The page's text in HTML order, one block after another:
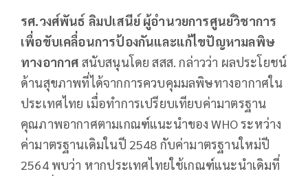
รศ.วงศ์พันธ์ ลิมปเสนีย์ ผู้อำนวยการศูนย์วิชาการ
เพื่อขับเคลื่อนการป้องกันและแก้ไขปัญหามลพิษ
ทางอากาศ สนับสนุนโดย สสส. กล่าวว่า ผลประโยชน์
ด้านสุขภาพที่ได้จากการควบคุมมลพิษทางอากาศใน
ประเทศไทย เมื่อทำการเปรียบเทียบค่ามาตรฐาน
คุณภาพอากาศตามเกณฑ์แนะนำของ WHO ระหว่าง
ค่ามาตรฐานเดิมในปี 2548 กับค่ามาตรฐานใหม่ปี
2564 พบว่า หากประเทศไทยใช้เกณฑ์แนะนำเดิมที่